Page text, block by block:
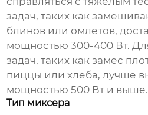
задач, таких как
блинов или омлетов,
мощностью 300-400 Вт.
задач, таких как замес
пиццы или хлеба, лучше
мощностью 500 Вт и выше.
Тип миксера